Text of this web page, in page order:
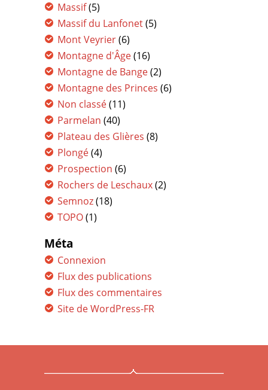
Massif(5)
Massif du Lanfonet(5)
Mont Veyrier(6)
Montagne d'Âge(16)
Montagne de Bange(2)
Montagne des Princes (6)
Non classé(11)
Parmelan (40)
Plateau des Glières (8)
Plongé(4)
Prospection (6)
Rochers de Leschaux(2)
Semnoz(18)
TOPO(1)
Méta
Connexion
Flux des publications
Flux des commentaires
Site de WordPress-FR